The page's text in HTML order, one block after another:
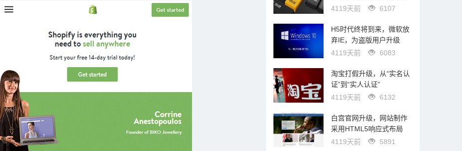
4119天前
6107
H5时代终将到来，微软放
弃IE，为盗版用户升级
4119天前
6083
淘宝打假升级，从“实名认
证”到“实人认证”
4119天前
6132
白宫官网升级，网站制作
采用HTML5响应式布局
4119天前
5891